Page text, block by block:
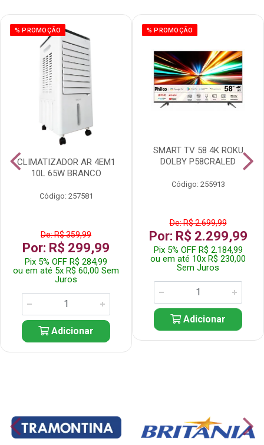
% PROMOÇÃO
CLIMATIZADOR AR 4EM1
10L 65W BRANCO
Código: 257581
De: R$ 359,99
Por: R$ 299,99
Pix 5% OFF R$ 284,99
ou em até 5x R$ 60,00 Sem
Juros
Adicionar
% PROMOÇÃO
SMART TV 58 4K ROKU
DOLBY P58CRALED
Código: 255913
De: R$ 2.699,99
Por: R$ 2.299,99
Pix 5% OFF R$ 2.184,99
ou em até 10x R$ 230,00
Sem Juros
Adicionar